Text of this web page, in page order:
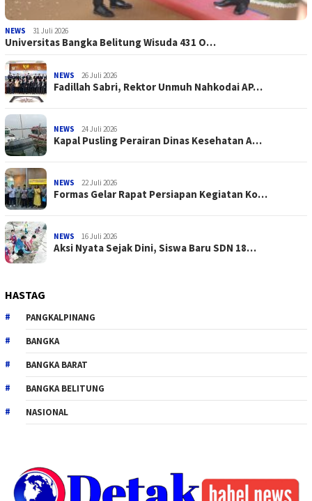
NEWS 31 Juli 2026
Universitas Bangka Belitung Wisuda 431 O…
NEWS 26 Juli 2026
Fadillah Sabri, Rektor Unmuh Nahkodai AP…
NEWS 24 Juli 2026
Kapal Pusling Perairan Dinas Kesehatan A…
NEWS 22 Juli 2026
Formas Gelar Rapat Persiapan Kegiatan Ko…
NEWS 16 Juli 2026
Aksi Nyata Sejak Dini, Siswa Baru SDN 18…
HASTAG
PANGKALPINANG
BANGKA
BANGKA BARAT
BANGKA BELITUNG
NASIONAL